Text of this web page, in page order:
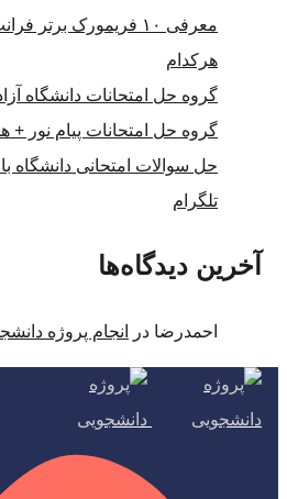
معرفی ۱۰ فریمورک
هرکدام
گروه حل امتحانات دانشگاه
گروه حل امتحانات پیام نور +
حل سوالات امتحانی دانشگاه
تلگرام
آخرین دیدگاه‌ها
احمدرضا در انجام پروژه